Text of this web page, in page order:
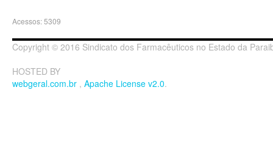
Acessos: 5309
Copyright © 2016 Sindicato dos Farmacêuticos no Estado da
HOSTED BY
webgeral.com.br , Apache License v2.0.